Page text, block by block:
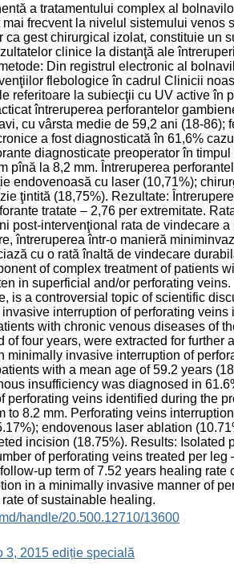
a tratamentului complex al
frecvent la nivelul sistemului
ca gest chirurgical izolat, constituie un
clinice la distanţă ale
Din registrul electronic al
flebologice în cadrul Clinicii
referitoare la subiecţii cu UV active în
întreruperea perforantelor
cu vârsta medie de 59,2 ani (18-
a fost diagnosticată în 61,6%
diagnosticate preoperator în
pînă la 8,2 mm. Întreruperea
endovenoasă cu laser (10,71%);
ţintită (18,75%). Rezultate:
tratate – 2,76 per extremitate.
post-intervenţional rata de vindecare
întreruperea într-o manieră
cu o rată înaltă de vindecare
of complex treatment of patients
in superficial and/or perforating
is a controversial topic of scientific
interruption of perforating
with chronic venous diseases of
of four years, were extracted for
minimally invasive interruption of
with a mean age of 59.2 years
insufficiency was diagnosed in
perforating veins identified during the
to 8.2 mm. Perforating veins
endovenous laser ablation
incision (18.75%). Results:
of perforating veins treated per
up term of 7.52 years healing
in a minimally invasive manner of
of sustainable healing.
handle/20.500.12710/13600
3, 2015 ediție specială